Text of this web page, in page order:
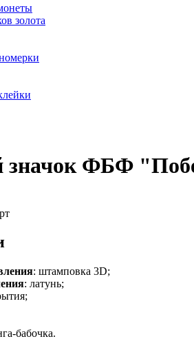
золота
ФБФ
: штамповка 3D;
: латунь;
бабочка.